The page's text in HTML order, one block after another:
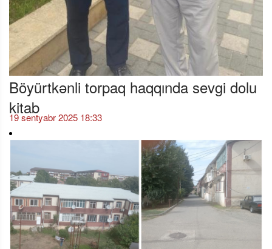
Böyürtkənli torpaq haqqında sevgi dolu
kitab
19 sentyabr 2025 18:33